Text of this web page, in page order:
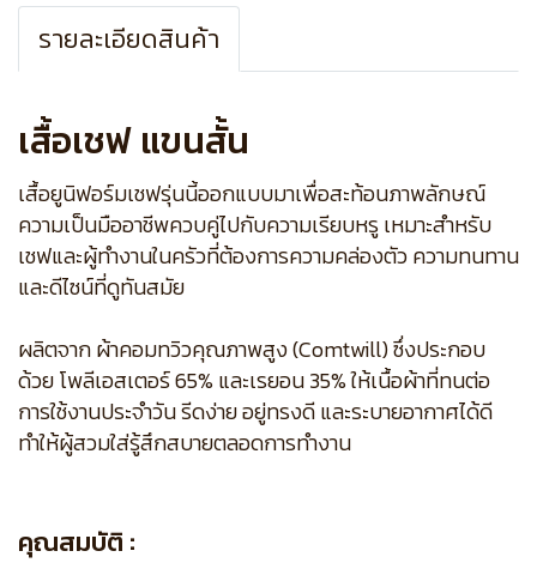
รายละเอียดสินค้า
เสื้อเชฟ แขนสั้น
เสื้อยูนิฟอร์มเชฟรุ่นนี้ออกแบบมาเพื่อสะท้อนภาพลักษณ์
ความเป็นมืออาชีพควบคู่ไปกับความเรียบหรู เหมาะสำหรับ
เชฟและผู้ทำงานในครัวที่ต้องการความคล่องตัว ความทนทาน
และดีไซน์ที่ดูทันสมัย
ผลิตจาก ผ้าคอมทวิวคุณภาพสูง (Comtwill) ซึ่งประกอบ
ด้วย โพลีเอสเตอร์ 65% และเรยอน 35% ให้เนื้อผ้าที่ทนต่อ
การใช้งานประจำวัน รีดง่าย อยู่ทรงดี และระบายอากาศได้ดี
ทำให้ผู้สวมใส่รู้สึกสบายตลอดการทำงาน
คุณสมบัติ :